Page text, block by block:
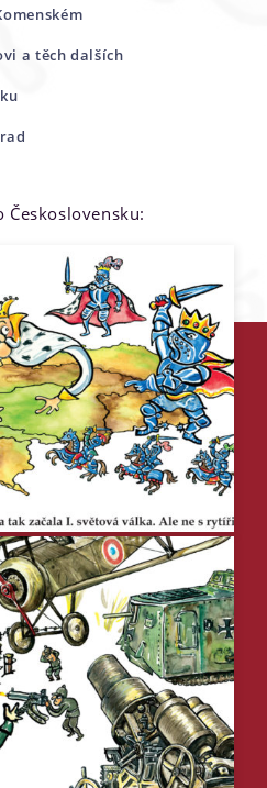
a těch dalších
Československu: